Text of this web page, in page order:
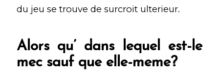
du jeu se trouve de surcroit ulterieur.
Alors qu’ dans lequel est-le
mec sauf que elle-meme?